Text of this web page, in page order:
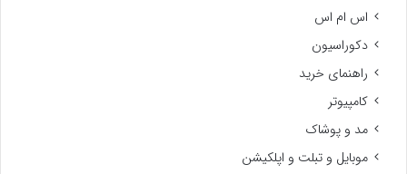
اس ام اس
دکوراسیون
راهنمای خرید
کامپیوتر
مد و پوشاک
موبایل و تبلت و اپلکیشن